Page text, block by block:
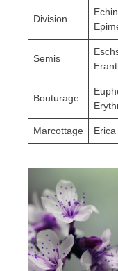
Division
Semis
Bouturage
Marcottage Erica